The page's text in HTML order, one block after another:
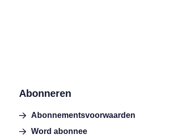
Abonneren
Abonnementsvoorwaarden
Word abonnee